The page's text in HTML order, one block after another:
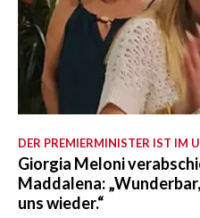
DER PREMIERMINISTER IST IM
Giorgia Meloni
Maddalena:
uns wieder.“